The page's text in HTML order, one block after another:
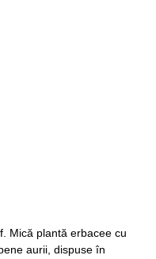
Mică plantă erbacee cu
aurii, dispuse în